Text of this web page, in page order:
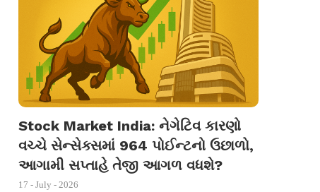
Stock Market India: નેગેટિવ કારણો
વચ્ચે સેન્સેક્સમાં 964 પોઈન્ટનો ઉછાળો,
આગામી સપ્તાહે તેજી આગળ વધશે?
17 - July - 2026